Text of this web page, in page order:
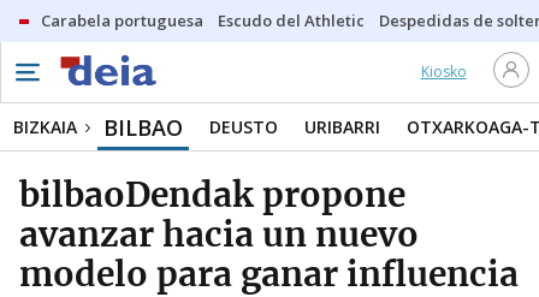
Carabela portuguesa Escudo del Athletic Despedidas de
Kiosko
BIZKAIA BILBAO DEUSTO URIBARRI OTXARKOAGA-
bilbaoDendak propone
avanzar hacia un nuevo
modelo para ganar influencia